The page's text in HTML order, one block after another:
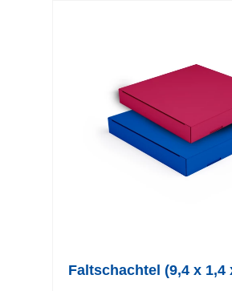
Faltschachtel (9,4 x 1,4